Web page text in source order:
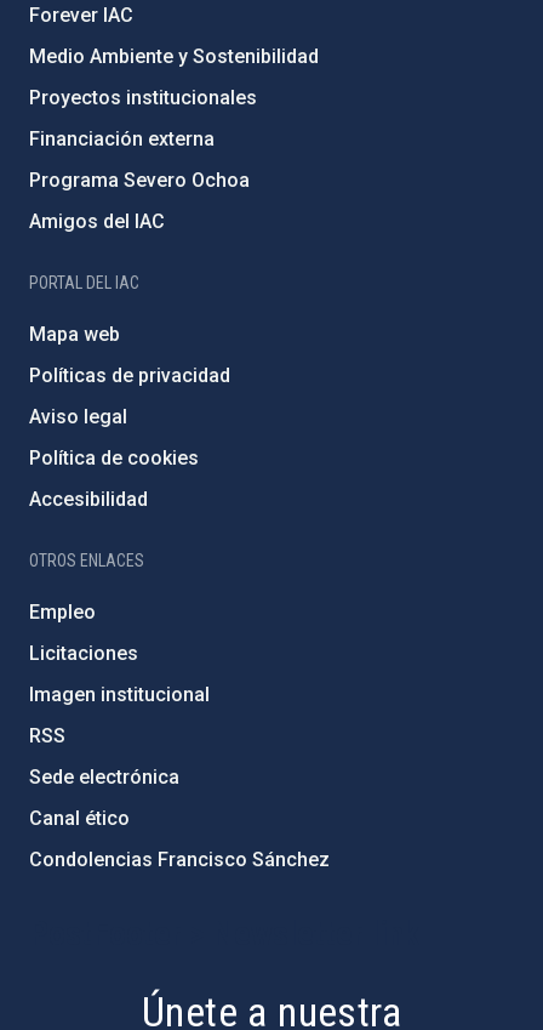
Forever IAC
Medio Ambiente y Sostenibilidad
Proyectos institucionales
Financiación externa
Programa Severo Ochoa
Amigos del IAC
PORTAL DEL IAC
Mapa web
Políticas de privacidad
Aviso legal
Política de cookies
Accesibilidad
OTROS ENLACES
Empleo
Licitaciones
Imagen institucional
RSS
Sede electrónica
Canal ético
Condolencias Francisco Sánchez
Únete a nuestra